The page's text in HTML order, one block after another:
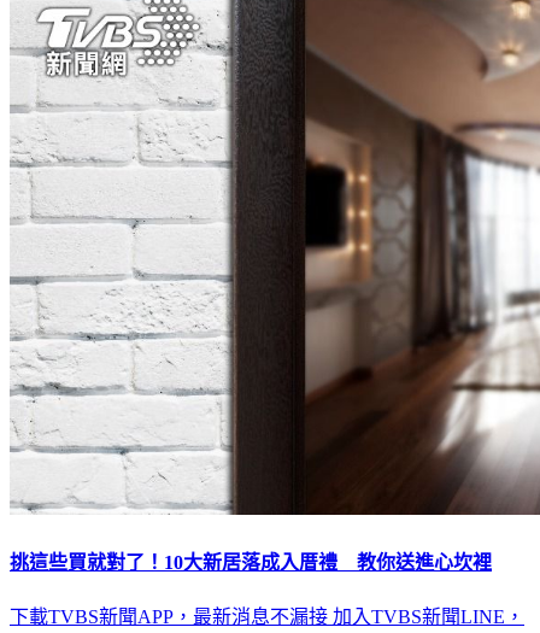
挑這些買就對了！10大新居落成入厝禮 教你送進心坎裡
下載TVBS新聞APP，最新消息不漏接 加入TVBS新聞LINE，